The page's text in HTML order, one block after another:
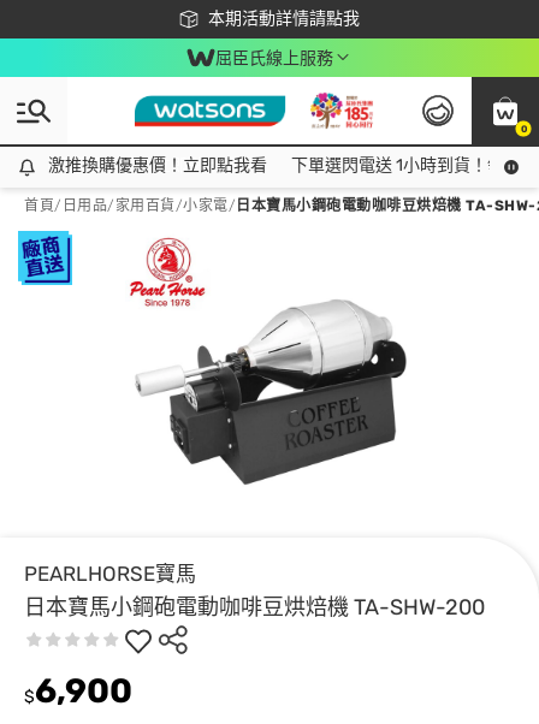
本期活動詳情請點我
下載app最高回饋$350
屈臣氏線上服務
0
激推換購優惠價！立即點我看
激推換購優惠價！立即點我看 下單選閃電送 1小時到貨！領神
首頁/ 日用品/ 家用百貨/小家電/ 日本寶馬小鋼砲電動咖啡豆烘焙機 TA-
PEARLHORSE寶馬
日本寶馬小鋼砲電動咖啡豆烘焙機 TA-SHW-200
$6,900